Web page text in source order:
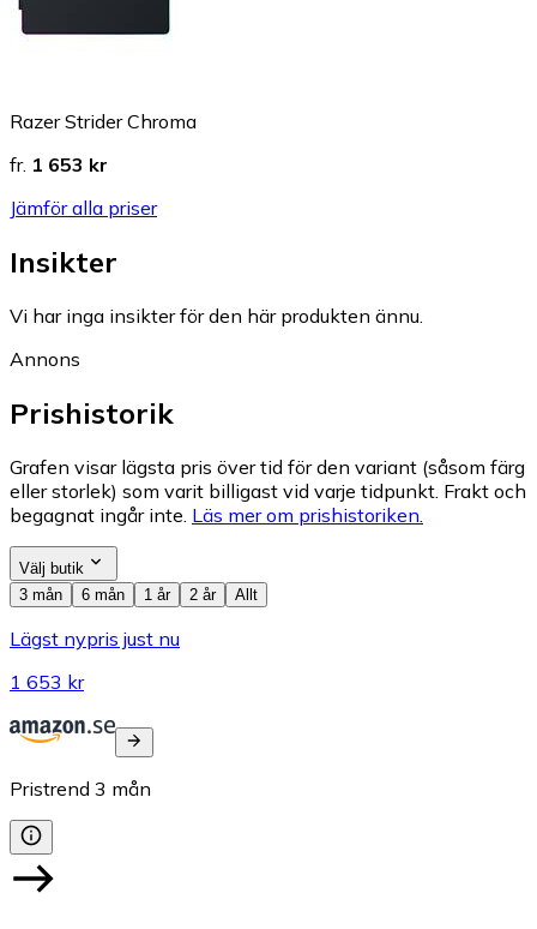
Razer Strider Chroma
fr. 1 653 kr
Jämför alla priser
Insikter
Vi har inga insikter för den här produkten ännu.
Annons
Prishistorik
Grafen visar lägsta pris över tid för den variant (såsom färg
eller storlek) som varit billigast vid varje tidpunkt. Frakt och
begagnat ingår inte. Läs mer om prishistoriken.
Välj butik
3 mån
6 mån 1 år 2 år Allt
Lägst nypris just nu
1 653 kr
Pristrend 3 mån